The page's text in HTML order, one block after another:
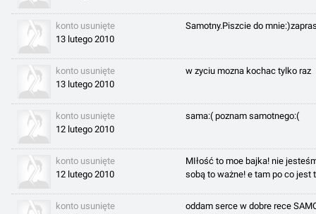
konto usunięte
13 lutego 2010
Samotny.Piszcie do
konto usunięte
13 lutego 2010
w zyciu mozna kochac tylko raz
konto usunięte
12 lutego 2010
sama:( poznam samotnego:(
konto usunięte
12 lutego 2010
MIłość to moe bajka! nie
sobą to ważne! e tam po co jest
konto usunięte
oddam serce w dobre rece